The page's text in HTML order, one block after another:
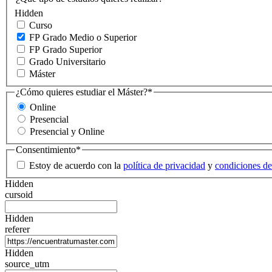
Hidden
Curso
FP Grado Medio o Superior
FP Grado Superior
Grado Universitario
Máster
¿Cómo quieres estudiar el Máster?*
Online
Presencial
Presencial y Online
Consentimiento*
Estoy de acuerdo con la política de privacidad y condiciones
Hidden
cursoid
Hidden
referer
Hidden
source_utm